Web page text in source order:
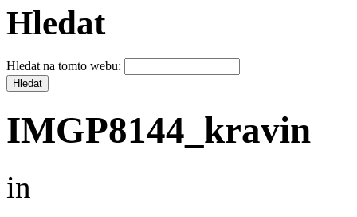
Hledat
Hledat na tomto webu:
IMGP8144_kravin
in